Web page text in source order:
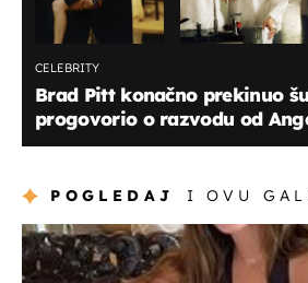
CELEBRITY
Brad Pitt konačno prekinuo
progovorio o razvodu od
POGLEDAJ I OVU